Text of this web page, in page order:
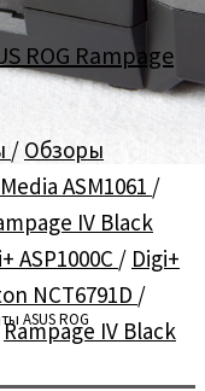
ASUS ROG
ROG Rampage
/ Обзоры
ASM1061 /
IV Black
ASP1000C / Digi+
NCT6791D /
Rampage IV Black